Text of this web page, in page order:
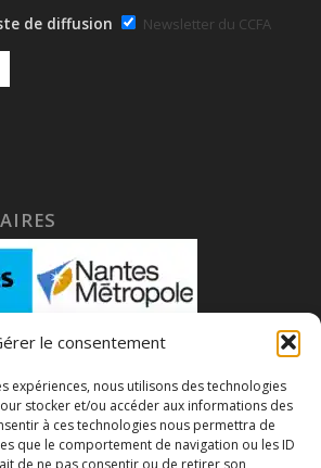
le consentement
expériences, nous utilisons des technologies
stocker et/ou accéder aux informations des
à ces technologies nous permettra de
que le comportement de navigation ou les ID
de ne pas consentir ou de retirer son
de diffusion Newsletter du CCFA